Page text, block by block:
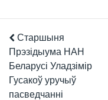
Старшыня
Прэзідыума НАН
Беларусі Уладзімір
Гусакоў уручыў
пасведчанні